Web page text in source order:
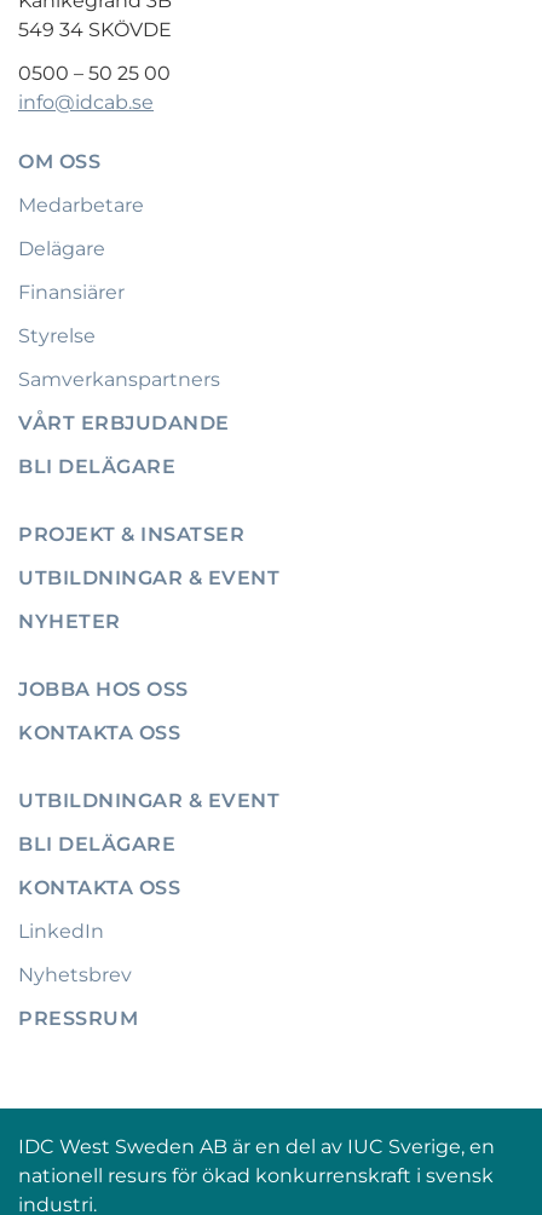
549 34 SKÖVDE
0500 – 50 25 00
info@idcab.se
OM OSS
Medarbetare
Delägare
Finansiärer
Styrelse
Samverkanspartners
VÅRT ERBJUDANDE
BLI DELÄGARE
PROJEKT & INSATSER
UTBILDNINGAR & EVENT
NYHETER
JOBBA HOS OSS
KONTAKTA OSS
UTBILDNINGAR & EVENT
BLI DELÄGARE
KONTAKTA OSS
LinkedIn
Nyhetsbrev
PRESSRUM
IDC West Sweden AB är en del av IUC Sverige, en
nationell resurs för ökad konkurrenskraft i svensk
industri.